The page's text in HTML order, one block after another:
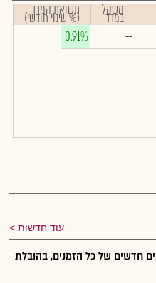
משקל
במדד תשואת המדד
(% שינוי חודשי)
--
0.91%
עוד חדשות
חדשים של כל הזמנים, בהובלת